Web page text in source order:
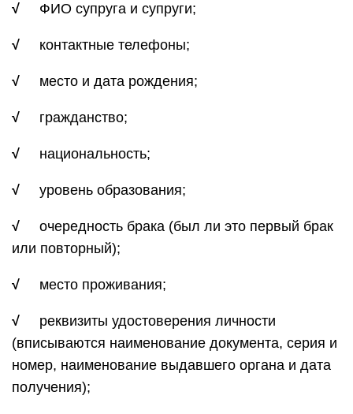
√ ФИО супруга и супруги;
√ контактные телефоны;
√ место и дата рождения;
√ гражданство;
√ национальность;
√ уровень образования;
√ очередность брака (был ли это первый брак
или повторный);
√ место проживания;
√ реквизиты удостоверения личности
(вписываются наименование документа, серия и
номер, наименование выдавшего органа и дата
получения);